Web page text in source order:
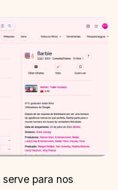
para nos